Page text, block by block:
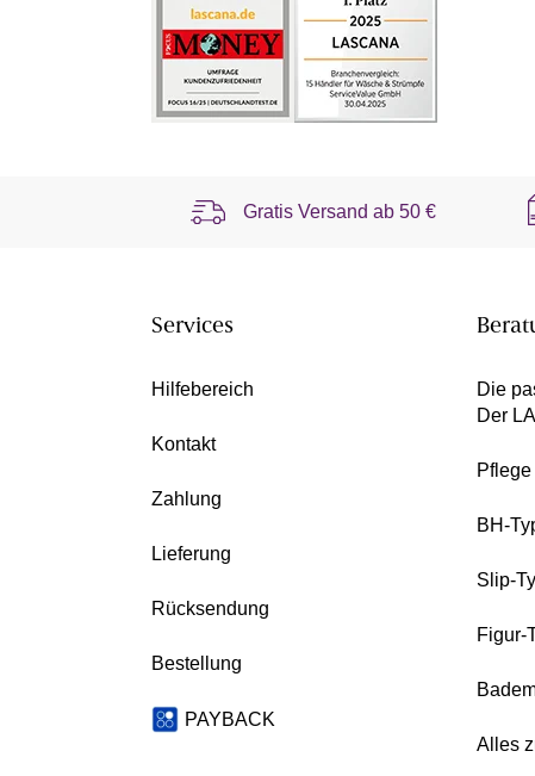
Gratis Versand ab50 €
Services
Hilfebereich
Kontakt
Zahlung
Lieferung
Rücksendung
Bestellung
PAYBACK
Die
Der
BH-
Slip-
Figur-
Alles